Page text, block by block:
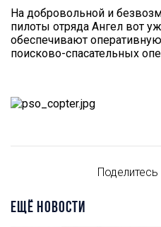
На добровольной и
пилоты отряда Ангел вот
обеспечивают
поисково-спасательных
ЕЩЁ НОВОСТИ